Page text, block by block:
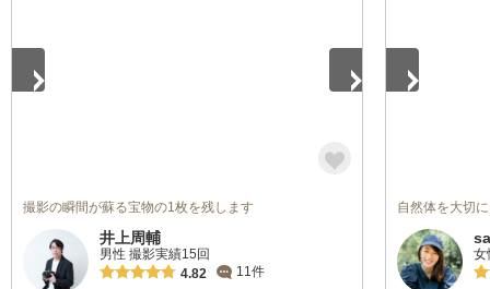
撮影の瞬間が蘇る宝物の1枚を残します
井上周輔
男性 撮影実績15回
4.82
11件
自然体を大切
女